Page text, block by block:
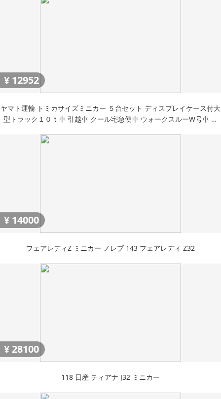
¥ 12952
ヤマト運輸 トミカサイズミニカー ５台セット ディスプレイケース付大
型トラック１０ｔ車 引越車 クール宅急便車 ウォークスルーW号車 ウ
¥ 14000
フェアレディZ ミニカー ノレブ 143 フェアレディ Z32
¥ 28100
118 日産 ティアナ J32 ミニカー